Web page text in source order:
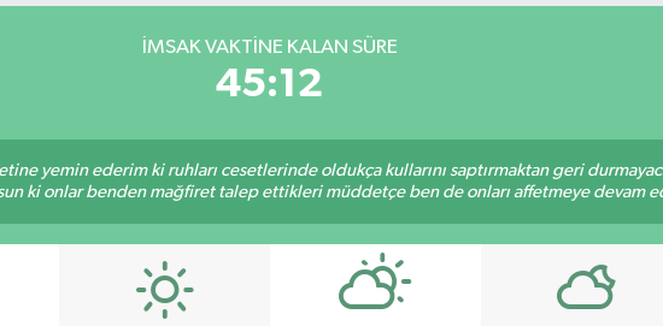
İMSAK VAKTINE KALAN SÜRE
45:12
yemin ederim ki ruhları cesetlerinde oldukça kullarını saptırmaktan geri
ki onlar benden mağfiret talep ettikleri müddetçe ben de onları affetmeye devam